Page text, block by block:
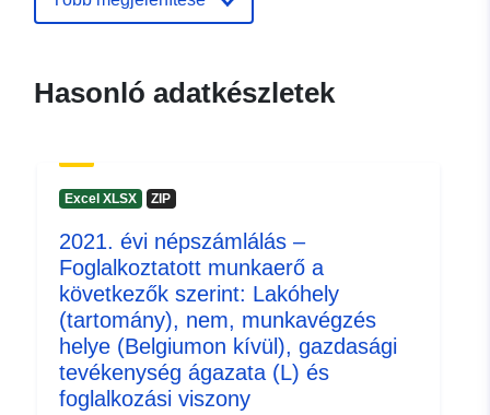
(STATBEL - Statistics Belgium)
Kezdőlap: https://statbel.fgov.be/
mailto:statbel@economie.fgov.be
URL: https://statbel.fgov.be/en
https://statbel.fgov.be/de
https://statbel.fgov.be/fr
https://statbel.fgov.be/nl
Katalógus-
Hozzáadva a data.europa.eu-hoz:
Hasonló adatkészletek
Excel XLSX ZIP
2021. évi népszámlálás –
Foglalkoztatott munkaerő a
következők szerint: Lakóhely
(tartomány), nem, munkavégzés
helye (Belgiumon kívül), gazdasági
tevékenység ágazata (L) és
foglalkozási viszony